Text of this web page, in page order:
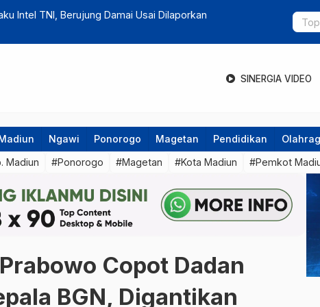
Kasus Korupsi Pokir, Warga Diminta Waspada Pesan
Hari Buku
hingga
SINERGIA VIDEO
Ngawi Ponorogo Magetan Pendidikan
Madiun #Ponorogo #Magetan #Kota Madiun #Pemkot
Copot Dadan
BGN, Digantikan